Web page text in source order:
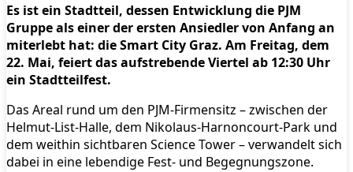
Es ist ein Stadtteil, dessen Entwicklung die PJM
Gruppe als einer der ersten Ansiedler von Anfang an
miterlebt hat: die Smart City Graz. Am Freitag, dem
22. Mai, feiert das aufstrebende Viertel ab 12:30 Uhr
ein Stadtteilfest.
Das Areal rund um den PJM-Firmensitz – zwischen der
Helmut-List-Halle, dem Nikolaus-Harnoncourt-Park und
dem weithin sichtbaren Science Tower – verwandelt sich
dabei in eine lebendige Fest- und Begegnungszone.